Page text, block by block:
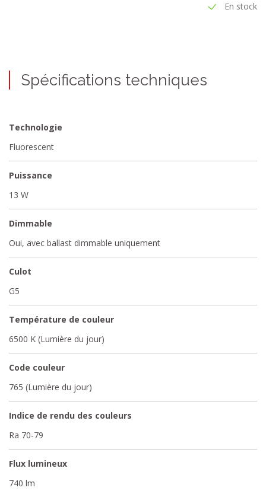
En stock
Spécifications techniques
Technologie
Fluorescent
Puissance
13 W
Dimmable
Oui, avec ballast dimmable uniquement
Culot
G5
Température de couleur
6500 K (Lumière du jour)
Code couleur
765 (Lumière du jour)
Indice de rendu des couleurs
Ra 70-79
Flux lumineux
740 lm